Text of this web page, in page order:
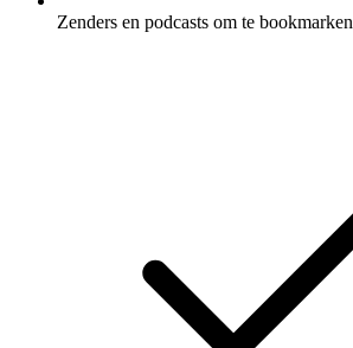
Zenders en podcasts om te bookmarken